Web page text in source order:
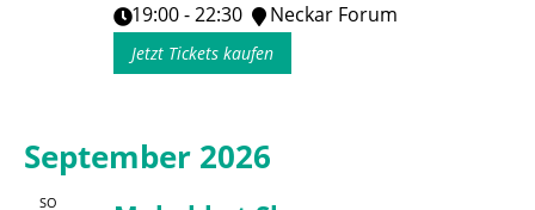
19:00 - 22:30
Neckar Forum
Jetzt Tickets kaufen
September 2026
SO